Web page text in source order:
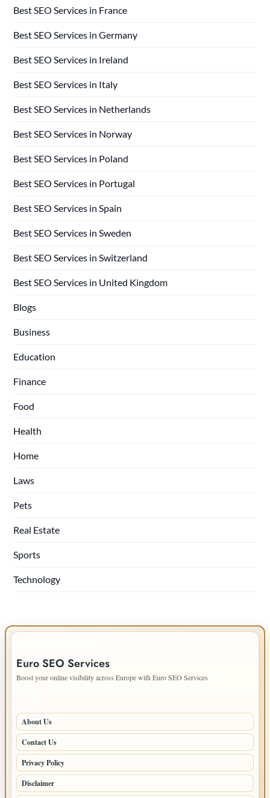
Best SEO Services in France
Best SEO Services in Germany
Best SEO Services in Ireland
Best SEO Services in Italy
Best SEO Services in Netherlands
Best SEO Services in Norway
Best SEO Services in Poland
Best SEO Services in Portugal
Best SEO Services in Spain
Best SEO Services in Sweden
Best SEO Services in Switzerland
Best SEO Services in United Kingdom
Blogs
Business
Education
Finance
Food
Health
Home
Laws
Pets
Real Estate
Sports
Technology
Euro SEO Services
Boost your online visibility across Europe with Euro SEO Services
About Us
Contact Us
Privacy Policy
Disclaimer